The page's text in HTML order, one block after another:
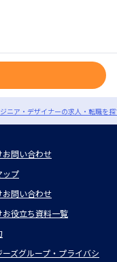
ニア・デザイナーの求人・転職を
お問い合わせ
ップ
お問い合わせ
お役立ち資料一覧
ーズグループ・プライバシ